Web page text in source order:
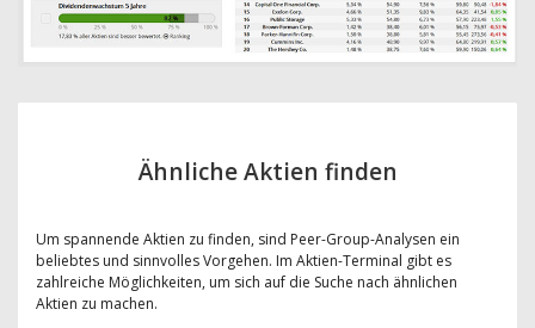
Ähnliche Aktien finden
Um spannende Aktien zu finden, sind Peer-Group-Analysen ein
beliebtes und sinnvolles Vorgehen. Im Aktien-Terminal gibt es
zahlreiche Möglichkeiten, um sich auf die Suche nach ähnlichen
Aktien zu machen.